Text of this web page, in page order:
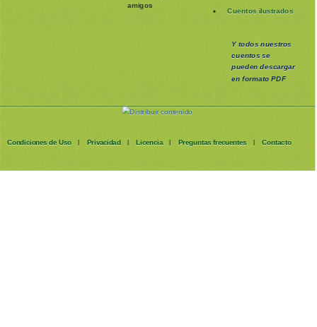
amigos
Cuentos ilustrados
Y todos nuestros
cuentos se
puedendescargar
en formato PDF
Condiciones de Uso | Privacidad | Licencia | Preguntas frecuentes | Contacto